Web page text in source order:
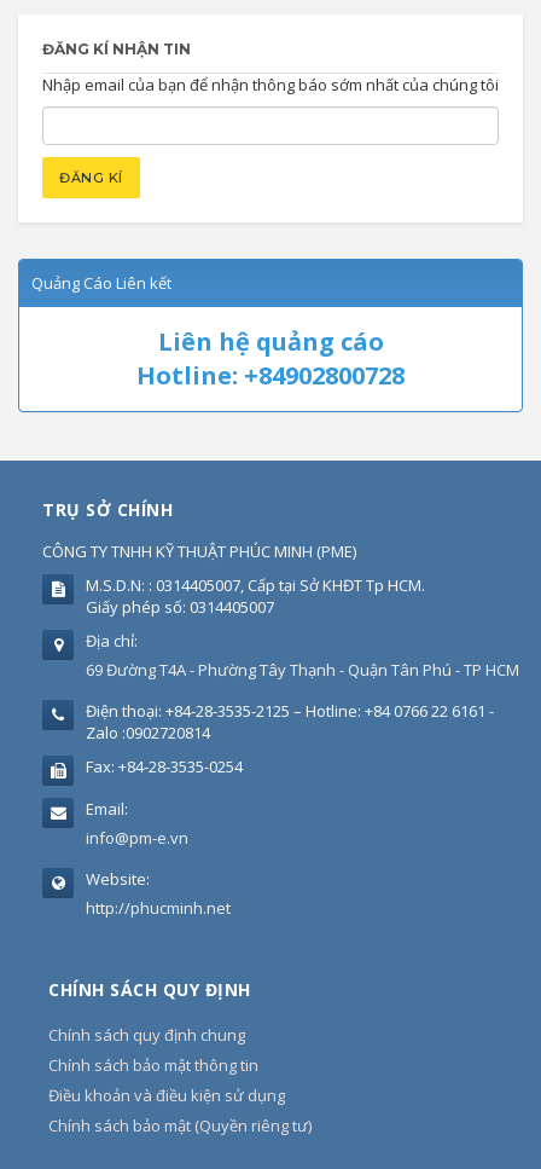
ĐĂNG KÍ NHẬN TIN
Nhập email của bạn để nhận thông báo sớm nhất của chúng tôi
Quảng Cáo Liên kết
Liên hệ quảng cáo
Hotline: +84902800728
TRỤ SỞ CHÍNH
CÔNG TY TNHH KỸ THUẬT PHÚC MINH (PME)
M.S.D.N: : 0314405007, Cấp tại Sở KHĐT Tp HCM.
Giấy phép số: 0314405007
Địa chỉ:
69 Đường T4A - Phường Tây Thạnh - Quận Tân Phú - TP HCM
Điện thoại: +84-28-3535-2125 – Hotline: +84 0766 22 6161 -
Zalo :0902720814
Fax: +84-28-3535-0254
Email:
info@pm-e.vn
Website:
http://phucminh.net
CHÍNH SÁCH QUY ĐỊNH
Chính sách quy định chung
Chính sách bảo mật thông tin
Điều khoản và điều kiện sử dụng
Chính sách bảo mật (Quyền riêng tư)